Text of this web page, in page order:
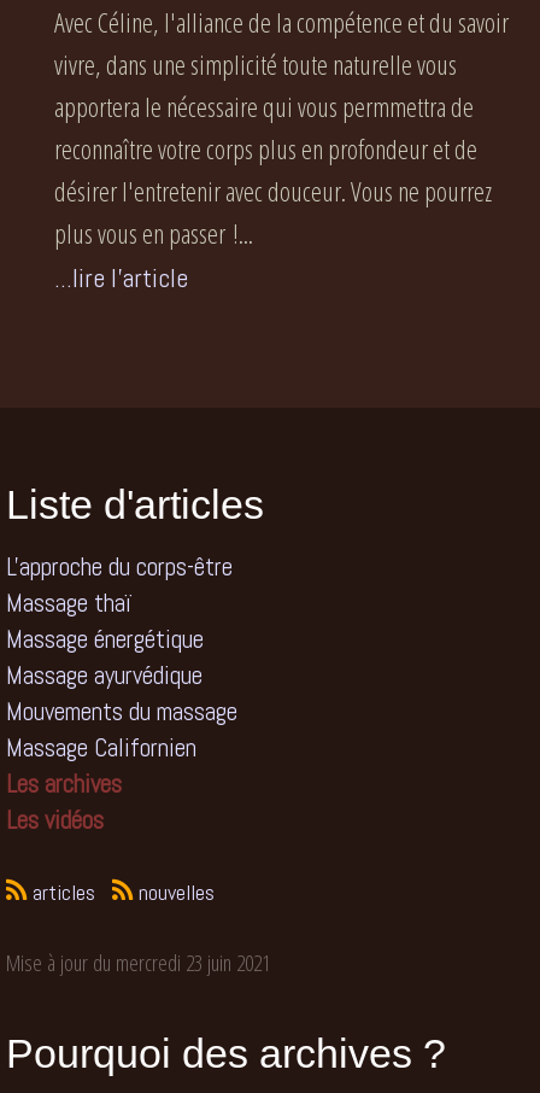
Avec Céline, l'alliance de la compétence et du savoir
vivre, dans une simplicité toute naturelle vous
apportera le nécessaire qui vous permmettra de
reconnaître votre corps plus en profondeur et de
désirer l'entretenir avec douceur. Vous ne pourrez
plus vous en passer !...
...lire l'article
Liste d'articles
L'approche du corps-être
Massage thaï
Massage énergétique
Massage ayurvédique
Mouvements du massage
Massage Californien
Les archives
Les vidéos
articles nouvelles
Mise à jour du mercredi 23 juin 2021
Pourquoi des archives ?